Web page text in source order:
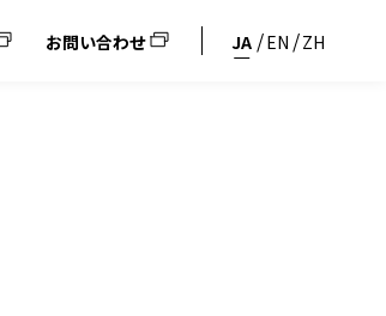
お問い合わせ JA EN ZH